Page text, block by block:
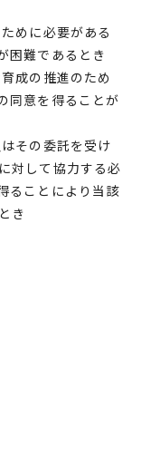
めに必要がある
困難であるとき
成の推進のため
同意を得ることが
その委託を受け
対して協力する必
ることにより当該
き